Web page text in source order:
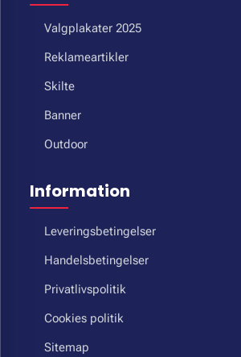
Valgplakater 2025
Reklameartikler
Skilte
Banner
Outdoor
Information
Leveringsbetingelser
Handelsbetingelser
Privatlivspolitik
Cookies politik
Sitemap